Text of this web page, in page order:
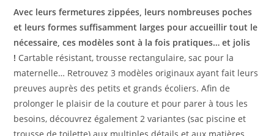
Avec leurs fermetures zippées, leurs nombreuses poches
et leurs formes suffisamment larges pour accueillir tout le
nécessaire, ces modèles sont à la fois pratiques… et jolis
! Cartable résistant, trousse rectangulaire, sac pour la
maternelle… Retrouvez 3 modèles originaux ayant fait leurs
preuves auprès des petits et grands écoliers. Afin de
prolonger le plaisir de la couture et pour parer à tous les
besoins, découvrez également 2 variantes (sac piscine et